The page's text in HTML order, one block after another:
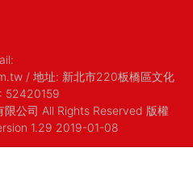
/ 地址: 新北市220板橋區文化
52420159
公司 All Rights Reserved 版權
1.29 2019-01-08